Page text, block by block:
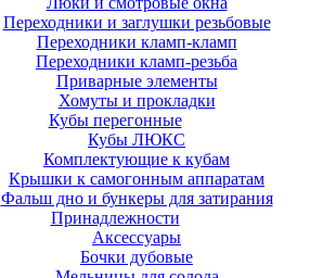
Переходники и заглушки резьбовые
Переходники кламп-кламп
Переходники кламп-резьба
Приварные элементы
Хомуты и прокладки
Кубы перегонные
Кубы ЛЮКС
Комплектующие к кубам
Крышки к самогонным аппаратам
Фальш дно и бункеры для затирания
Принадлежности
Аксессуары
Бочки дубовые